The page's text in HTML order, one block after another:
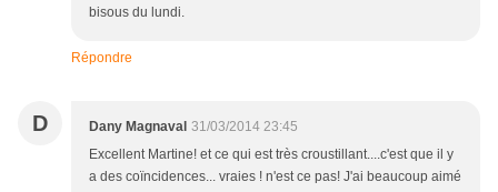
bisous du lundi.
Répondre
D Dany Magnaval 31/03/2014 23:45
Excellent Martine! et ce qui est très croustillant....c'est que il y
a des coïncidences... vraies ! n'est ce pas! J'ai beaucoup aimé